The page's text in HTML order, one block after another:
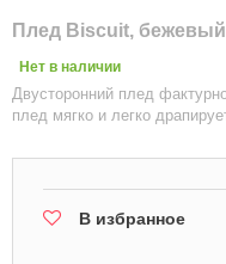
Плед Biscuit, бежевый
Нет в наличии
Двусторонний плед
плед мягко и легко
В избранное